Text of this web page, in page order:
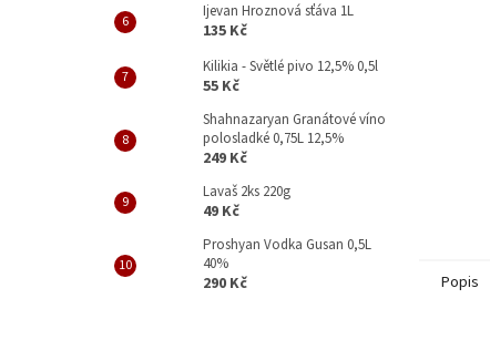
Ijevan Hroznová sťáva 1L
135 Kč
Kilikia - Světlé pivo 12,5% 0,5l
55 Kč
Shahnazaryan Granátové víno
polosladké 0,75L 12,5%
249 Kč
Lavaš 2ks 220g
49 Kč
Proshyan Vodka Gusan 0,5L
40%
290 Kč Popis